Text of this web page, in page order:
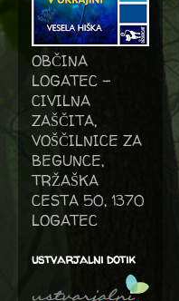
OBČINA
LOGATEC -
CIVILNA
ZAŠČITA,
VOŠČILNICE ZA
BEGUNCE,
TRŽAŠKA
CESTA 50, 1370
LOGATEC
ustvarjalni dotik